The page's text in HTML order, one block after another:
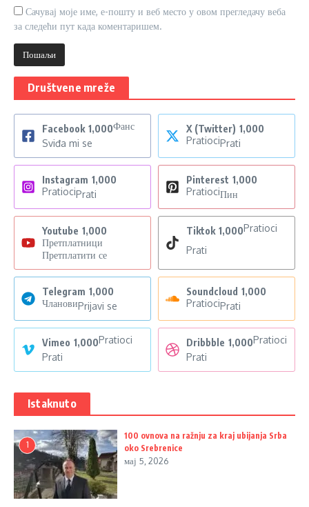
Сачувај моје име, е-пошту и веб место у овом прегледачу веба
за следећи пут када коментаришем.
Društvene mreže
Facebook 1,000Фанс
Sviđa mi se
X (Twitter) 1,000
PratiociPrati
Instagram 1,000
PratiociPrati
Pinterest 1,000
PratiociПин
Youtube 1,000
Претплатници
Претплатити се
Tiktok 1,000Pratioci
Prati
Telegram 1,000
ЧлановиPrijavi se
Soundcloud 1,000
PratiociPrati
Vimeo 1,000Pratioci
Prati
Dribbble 1,000Pratioci
Prati
Istaknuto
1
100 ovnova na ražnju za kraj ubijanja Srba
oko Srebrenice
мај 5, 2026